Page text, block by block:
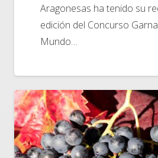
Aragonesas ha tenido su
edición del Concurso
Mundo…